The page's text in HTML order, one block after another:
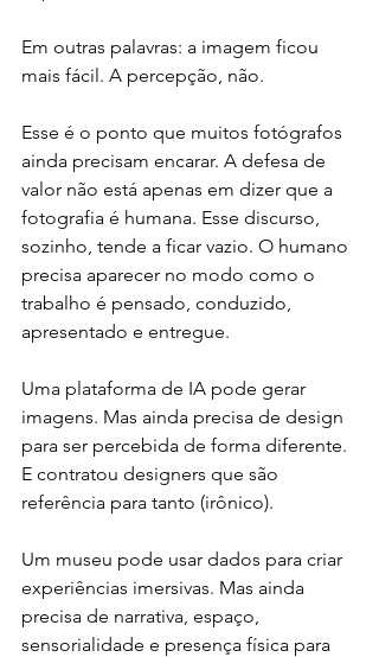
Em outras palavras: a imagem ficou
mais fácil. A percepção, não.
Esse é o ponto que muitos fotógrafos
ainda precisam encarar. A defesa de
valor não está apenas em dizer que a
fotografia é humana. Esse discurso,
sozinho, tende a ficar vazio. O humano
precisa aparecer no modo como o
trabalho é pensado, conduzido,
apresentado e entregue.
Uma plataforma de IA pode gerar
imagens. Mas ainda precisa de design
para ser percebida de forma diferente.
E contratou designers que são
referência para tanto (irônico).
Um museu pode usar dados para criar
experiências imersivas. Mas ainda
precisa de narrativa, espaço,
sensorialidade e presença física para